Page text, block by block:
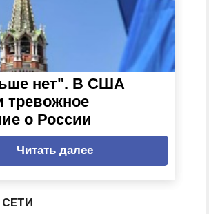
нет". В США
тревожное
о России
Читать далее